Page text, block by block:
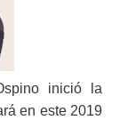
inició la
en este 2019